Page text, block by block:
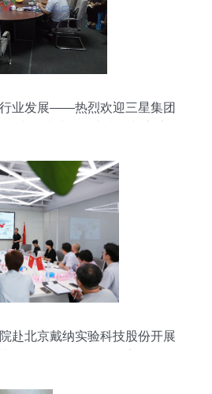
业发展——热烈欢迎三星集团
赴北京戴纳实验科技股份开展